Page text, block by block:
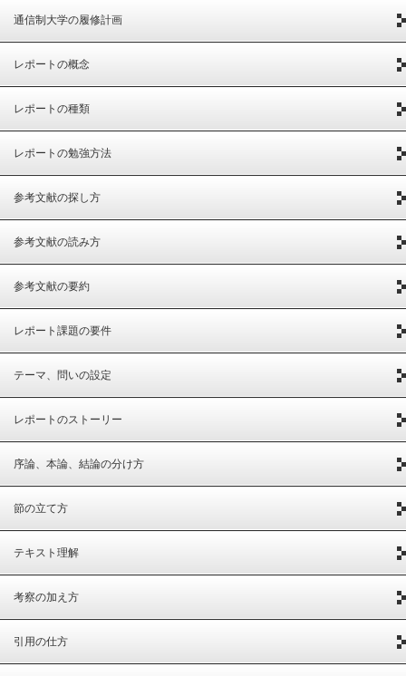
通信制大学の履修計画
レポートの概念
レポートの種類
レポートの勉強方法
参考文献の探し方
参考文献の読み方
参考文献の要約
レポート課題の要件
テーマ、問いの設定
レポートのストーリー
序論、本論、結論の分け方
節の立て方
テキスト理解
考察の加え方
引用の仕方